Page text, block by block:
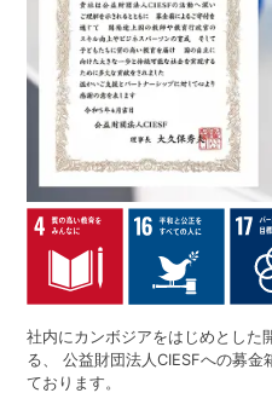
社内にカンボジアをはじめとした
る、 公益財団法人CIESFへの募
ております。